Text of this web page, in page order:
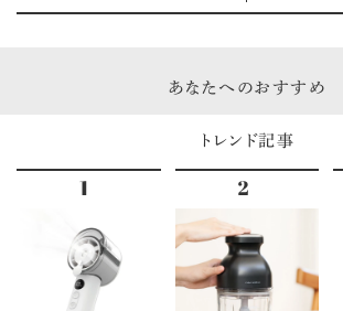
あなたへのおすすめ
トレンド記事